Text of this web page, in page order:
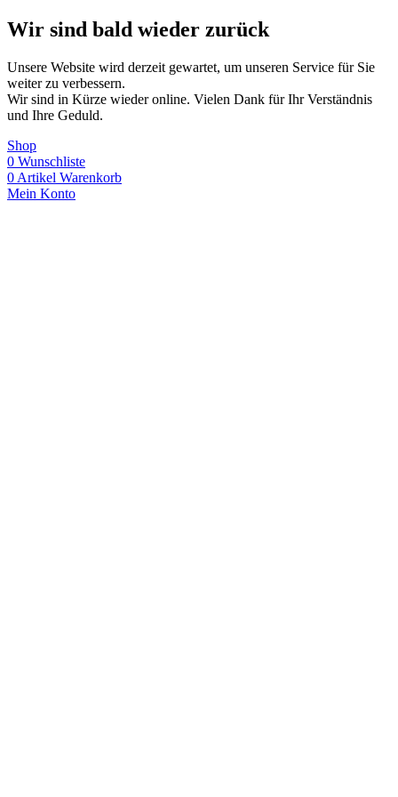
Wir sind bald wieder zurück
Unsere Website wird derzeit gewartet, um unseren Service für Sie
weiter zu verbessern.
Wir sind in Kürze wieder online. Vielen Dank für Ihr Verständnis
und Ihre Geduld.
Shop
0 Wunschliste
0 Artikel Warenkorb
Mein Konto